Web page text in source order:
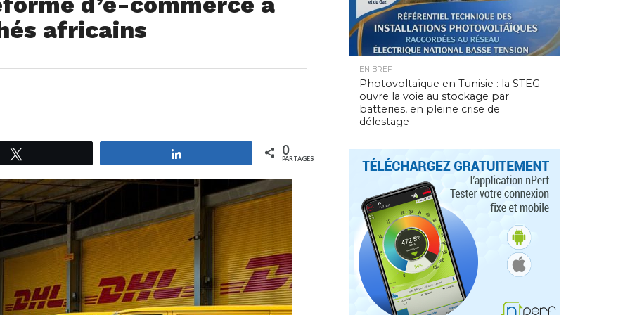
africains
0
PARTAGES
EN BREF
Photovoltaïque en Tunisie : la STEG
ouvre la voie au stockage par
batteries, en pleine crise de
délestage